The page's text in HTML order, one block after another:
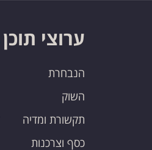
ערוצי תוכן
הנבחרת
השוק
תקשורת ומדיה
כסף וצרכנות